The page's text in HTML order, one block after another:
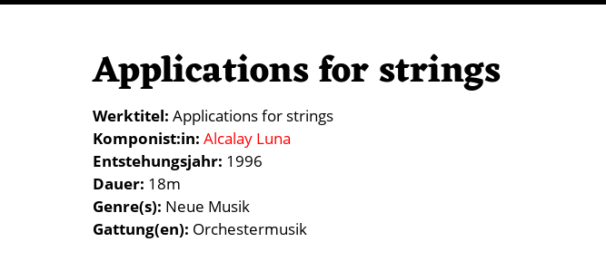
Applications for strings
Werktitel Applications for strings
Komponist:in Alcalay Luna
Entstehungsjahr 1996
Dauer 18m
Genre(s) Neue Musik
Gattung(en) Orchestermusik